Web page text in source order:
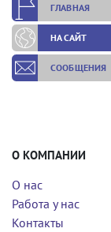
ГЛАВНАЯ
НА САЙТ
СООБЩЕНИЯ
О КОМПАНИИ
О нас
Работа у нас
Контакты